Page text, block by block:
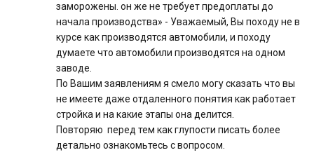
заморожены. он же не требует предоплаты до
начала производства» - Уважаемый, Вы походу не в
курсе как производятся автомобили, и походу
думаете что автомобили производятся на одном
заводе.
По Вашим заявлениям я смело могу сказать что вы
не имеете даже отдаленного понятия как работает
стройка и на какие этапы она делится.
Повторяю перед тем как глупости писать более
детально ознакомьтесь с вопросом.